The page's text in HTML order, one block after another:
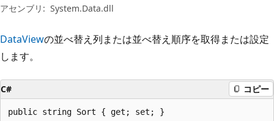
アセンブリ: System.Data.dll
DataViewの並べ替え列または並べ替え順序を取得または設定
します。
C# コピー
public string Sort { get; set; }